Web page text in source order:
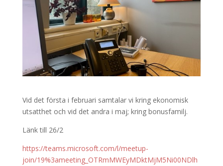
Vid det första i februari samtalar vi kring ekonomisk
utsatthet och vid det andra i maj; kring bonusfamilj.
Länk till 26/2
https://teams.microsoft.com/l/meetup-
join/19%3ameeting_OTRmMWEyMDktMjM5Ni00NDlh